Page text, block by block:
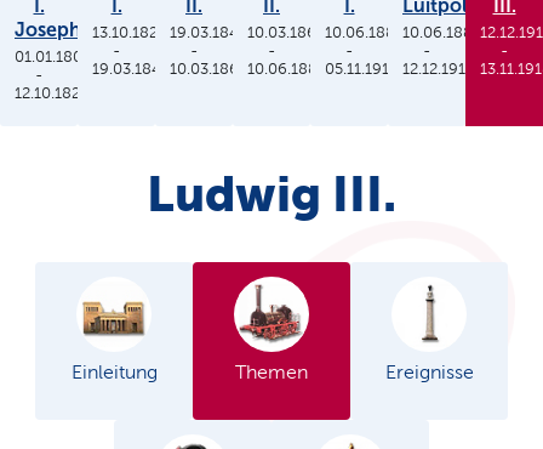
I.
Joseph
01.01.1806
-
12.10.1825
I.
13.10.1825
-
19.03.1848
II.
19.03.1848
-
10.03.1864
II.
10.03.1864
-
10.06.1886
I.
10.06.1886
-
05.11.1913
Luitpold
10.06.1886
-
12.12.1912
III.
-
Ludwig III.
Einleitung Themen Ereignisse